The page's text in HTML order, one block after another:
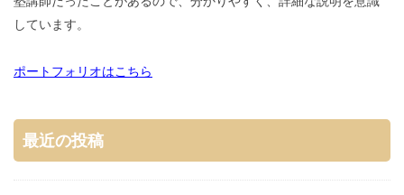
しています。
ポートフォリオはこちら
最近の投稿